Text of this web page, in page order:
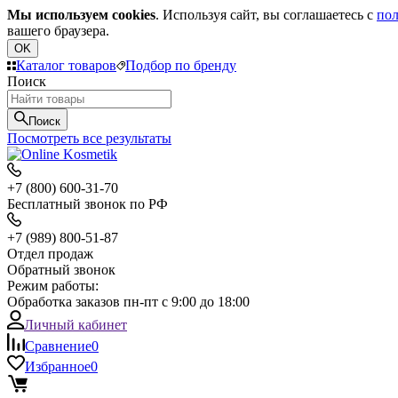
Мы используем cookies. Используя сайт, вы соглашаетесь с
вашего браузера.
OK
Каталог товаров
Подбор по бренду
Поиск
Поиск
Посмотреть все результаты
+7 (800) 600-31-70
Бесплатный звонок по РФ
+7 (989) 800-51-87
Отдел продаж
Обратный звонок
Режим работы:
Обработка заказов пн-пт с 9:00 до 18:00
Личный кабинет
Сравнение0
Избранное0